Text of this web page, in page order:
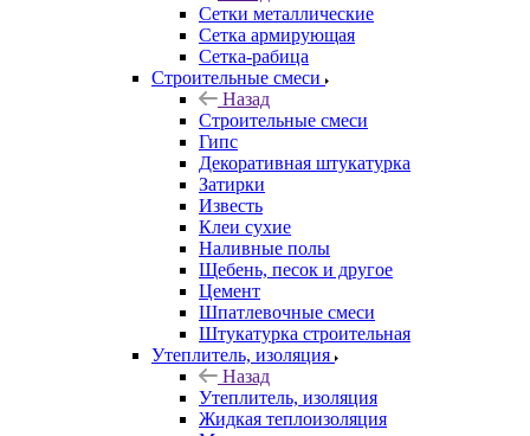
Сетки металлические
Сетка армирующая
Сетка-рабица
Строительные смеси
Назад
Строительные смеси
Гипс
Декоративная штукатурка
Затирки
Известь
Клеи сухие
Наливные полы
Щебень, песок и другое
Цемент
Шпатлевочные смеси
Штукатурка строительная
Утеплитель, изоляция
Назад
Утеплитель, изоляция
Жидкая теплоизоляция